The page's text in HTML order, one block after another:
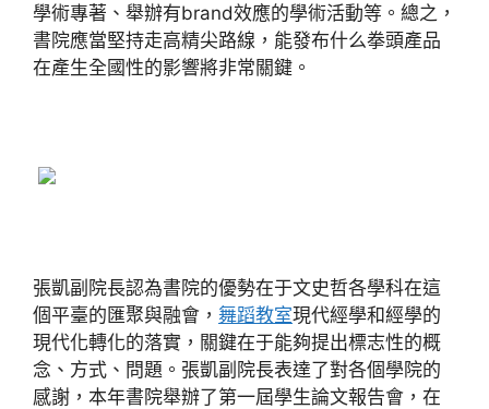
學術專著、舉辦有brand效應的學術活動等。總之，
書院應當堅持走高精尖路線，能發布什么拳頭產品
在產生全國性的影響將非常關鍵。
張凱副院長認為書院的優勢在于文史哲各學科在這
個平臺的匯聚與融會， 舞蹈教室現代經學和經學的
現代化轉化的落實，關鍵在于能夠提出標志性的概
念、方式、問題。張凱副院長表達了對各個學院的
感謝，本年書院舉辦了第一屆學生論文報告會，在